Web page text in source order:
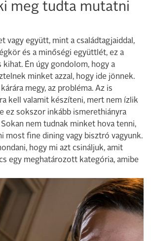
meg tudta mutatni
vagy együtt, mint a családtagjaiddal,
és a minőségi együttlét, ez a
kihat. Én úgy gondolom, hogy a
minket azzal, hogy ide jönnek.
megy, az probléma. Az is
kell valamit készíteni, mert nem ízlik
ez sokszor inkább ismerethiányra
nem tudnak minket hova tenni,
most fine dining vagy bisztró vagyunk.
hogy mi azt csináljuk, amit
egy meghatározott kategória, amibe